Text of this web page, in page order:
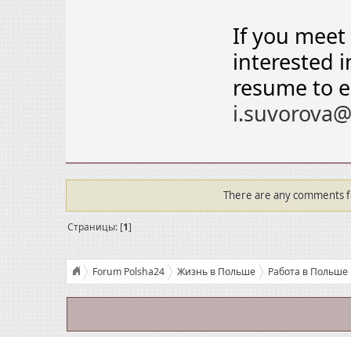
If you
interested
resume to
There are any comments
Страницы: [1]
Forum Polsha24 Жизнь в Польше Работа в Польше